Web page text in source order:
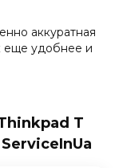
аккуратная
еще удобнее и
T